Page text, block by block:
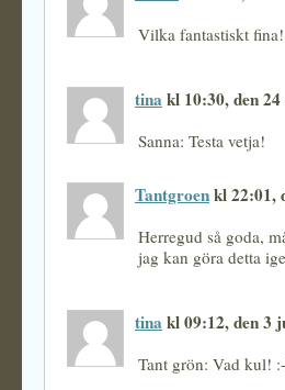
Vilka fantastiskt
tina kl 10:30, den
Sanna: Testa vetja!
Tantgroenkl 22:01,
Herregud så goda,
jag kan göra detta
tina kl 09:12, den 3
Tant grön: Vad kul!